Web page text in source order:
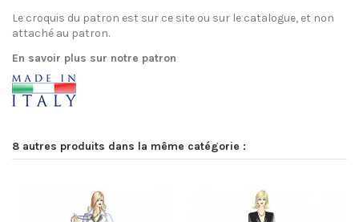
Le croquis du patron est sur ce site ou sur le catalogue, et non
attaché au patron.
En savoir plus sur notre patron
8 autres produits dans la même catégorie :